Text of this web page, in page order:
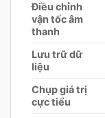
Điều chỉnh
vận tốc âm
thanh
Lưu trữ dữ
liệu
Chụp giá trị
cực tiểu